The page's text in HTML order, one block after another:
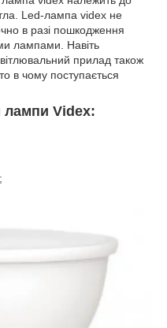
Led-лампа videx не
в разі пошкодження
лампами. Навіть
прилад також
в чому поступається
лампи Videx: